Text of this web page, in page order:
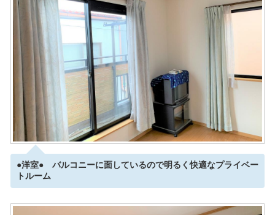
●洋室● バルコニーに面しているので明るく快適なプライベー
トルーム